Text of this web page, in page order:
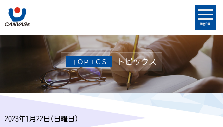
menu
ＴＯＰＩＣＳ トピックス
2023年1月22日(日曜日)